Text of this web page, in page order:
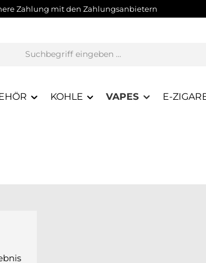
Zahlung mit den Zahlungsanbietern
KOHLE VAPES E-